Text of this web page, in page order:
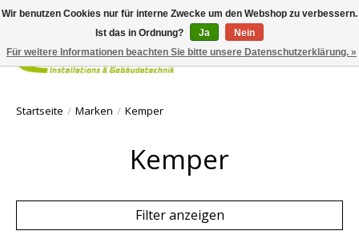
Ihr
Startseite / Marken / Kemper
Kemper
Filter anzeigen
Wir benutzen Cookies nur für interne Zwecke um den Webshop zu verbessern.
Ist das in Ordnung?
Ja
Nein
Für weitere Informationen beachten Sie bitte unsere Datenschutzerklärung. »